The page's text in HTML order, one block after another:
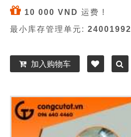
10 000 VND 运费 !
最小库存管理单元: 24001992
加入购物车